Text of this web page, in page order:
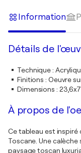
Information
Détails de
Technique:
Finitions : Oeuvre
Dimensions :
À propos de
Ce tableau est inspiré
Toscane. Une
paysage toscan